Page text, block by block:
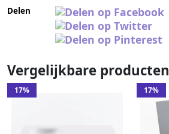
Delen
Vergelijkbare producten
17% 17%